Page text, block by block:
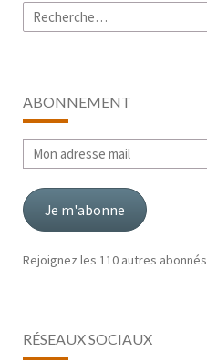
Rechercher :
ABONNEMENT
Mon
adresse
mail
Je m'abonne
Rejoignez les 110 autres abonnés
RÉSEAUX SOCIAUX